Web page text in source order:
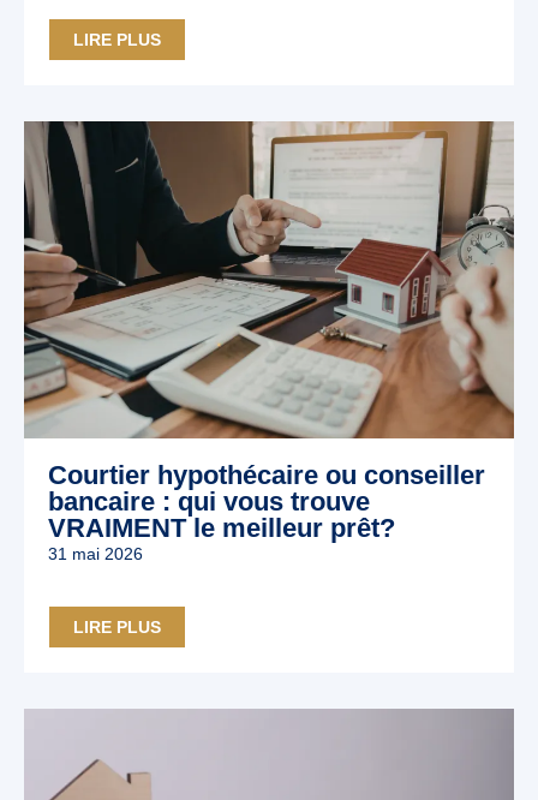
LIRE PLUS
Courtier hypothécaire ou conseiller
bancaire : qui vous trouve
VRAIMENT le meilleur prêt?
31 mai 2026
LIRE PLUS